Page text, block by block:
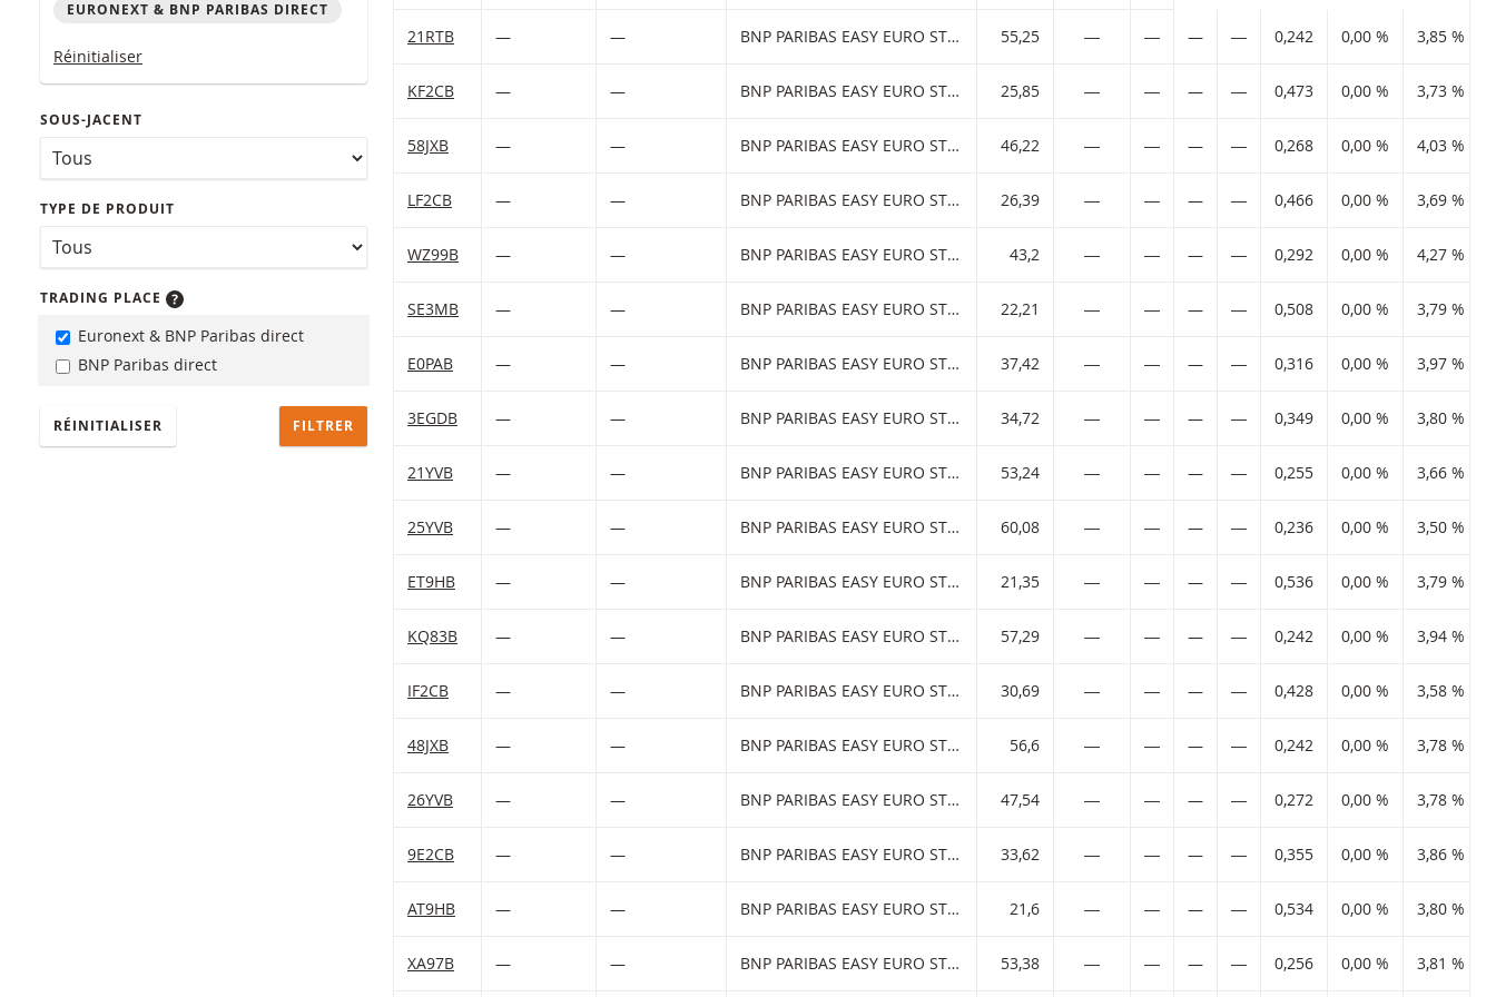
EURONEXT & BNP PARIBAS DIRECT
Réinitialiser
SOUS-JACENT
TYPE DE PRODUIT
TRADING PLACE
Euronext & BNP Paribas direct
BNP Paribas direct
RÉINITIALISER
21RTB — — BNP PARIBAS EASY EURO STOXX 50 UCITS ETF 55,25 ― ― — ― 0,242 0,00 % 3,85 %
KF2CB — — BNP PARIBAS EASY EURO STOXX 50 UCITS ETF 25,85 ― ― — ― 0,473 0,00 % 3,73 %
58JXB — — BNP PARIBAS EASY EURO STOXX 50 UCITS ETF 46,22 ― ― — ― 0,268 0,00 % 4,03 %
LF2CB — — BNP PARIBAS EASY EURO STOXX 50 UCITS ETF 26,39 ― ― — ― 0,466 0,00 % 3,69 %
WZ99B — — BNP PARIBAS EASY EURO STOXX 50 UCITS ETF 43,2 ― ― — ― 0,292 0,00 % 4,27 %
SE3MB — — BNP PARIBAS EASY EURO STOXX 50 UCITS ETF 22,21 ― ― — ― 0,508 0,00 % 3,79 %
E0PAB — — BNP PARIBAS EASY EURO STOXX 50 UCITS ETF 37,42 ― ― — ― 0,316 0,00 % 3,97 %
3EGDB — — BNP PARIBAS EASY EURO STOXX 50 UCITS ETF 34,72 ― ― — ― 0,349 0,00 % 3,80 %
21YVB — — BNP PARIBAS EASY EURO STOXX 50 UCITS ETF 53,24 ― ― — ― 0,255 0,00 % 3,66 %
25YVB — — BNP PARIBAS EASY EURO STOXX 50 UCITS ETF 60,08 ― ― — ― 0,236 0,00 % 3,50 %
ET9HB — — BNP PARIBAS EASY EURO STOXX 50 UCITS ETF 21,35 ― ― — ― 0,536 0,00 % 3,79 %
KQ83B — — BNP PARIBAS EASY EURO STOXX 50 UCITS ETF 57,29 ― ― — ― 0,242 0,00 % 3,94 %
IF2CB — — BNP PARIBAS EASY EURO STOXX 50 UCITS ETF 30,69 ― ― — ― 0,428 0,00 % 3,58 %
48JXB — — BNP PARIBAS EASY EURO STOXX 50 UCITS ETF 56,6 ― ― — ― 0,242 0,00 % 3,78 %
26YVB — — BNP PARIBAS EASY EURO STOXX 50 UCITS ETF 47,54 ― ― — ― 0,272 0,00 % 3,78 %
9E2CB — — BNP PARIBAS EASY EURO STOXX 50 UCITS ETF 33,62 ― ― — ― 0,355 0,00 % 3,86 %
AT9HB — — BNP PARIBAS EASY EURO STOXX 50 UCITS ETF 21,6 ― ― — ― 0,534 0,00 % 3,80 %
XA97B — — BNP PARIBAS EASY EURO STOXX 50 UCITS ETF 53,38 ― ― — ― 0,256 0,00 % 3,81 %